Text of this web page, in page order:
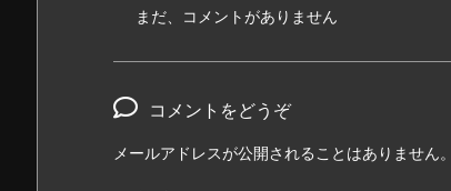
まだ、コメントがありません
コメントをどうぞ
メールアドレスが公開されることはありません。